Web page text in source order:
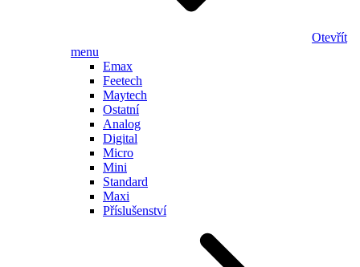
Otevřít
menu
Emax
Feetech
Maytech
Ostatní
Analog
Digital
Micro
Mini
Standard
Maxi
Příslušenství